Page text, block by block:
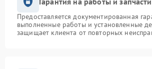
Предоставляется документированная
выполненные работы и установленные
защищает клиента от повторных